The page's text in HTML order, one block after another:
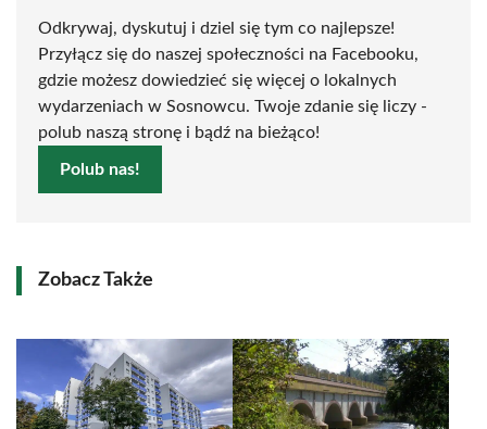
Odkrywaj, dyskutuj i dziel się tym co najlepsze!
Przyłącz się do naszej społeczności na Facebooku,
gdzie możesz dowiedzieć się więcej o lokalnych
wydarzeniach w Sosnowcu. Twoje zdanie się liczy -
polub naszą stronę i bądź na bieżąco!
Polub nas!
Zobacz Także